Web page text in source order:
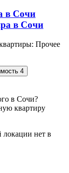
в Сочи
Прочее
4
в Сочи?
квартиру
локации нет в